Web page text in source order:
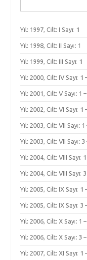
Yıl: 1997, Cilt: I Sayı: 1
Yıl: 1998, Cilt: II Sayı: 1
Yıl: 1999, Cilt: III Sayı: 1
Yıl: 2000, Cilt: IV Sayı: 1
Yıl: 2001, Cilt: V Sayı: 1
Yıl: 2002, Cilt: VI Sayı: 1
Yıl: 2003, Cilt: VII Sayı: 1
Yıl: 2003, Cilt: VII Sayı: 3
Yıl: 2004, Cilt: VIII Sayı:
Yıl: 2004, Cilt: VIII Sayı:
Yıl: 2005, Cilt: IX Sayı: 1
Yıl: 2005, Cilt: IX Sayı: 3
Yıl: 2006, Cilt: X Sayı: 1
Yıl: 2006, Cilt: X Sayı: 3
Yıl: 2007, Cilt: XI Sayı: 1